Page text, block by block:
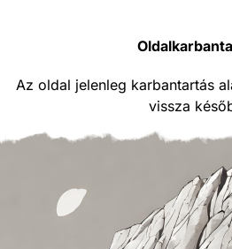
Az oldal jelenleg karbantartás
vissza